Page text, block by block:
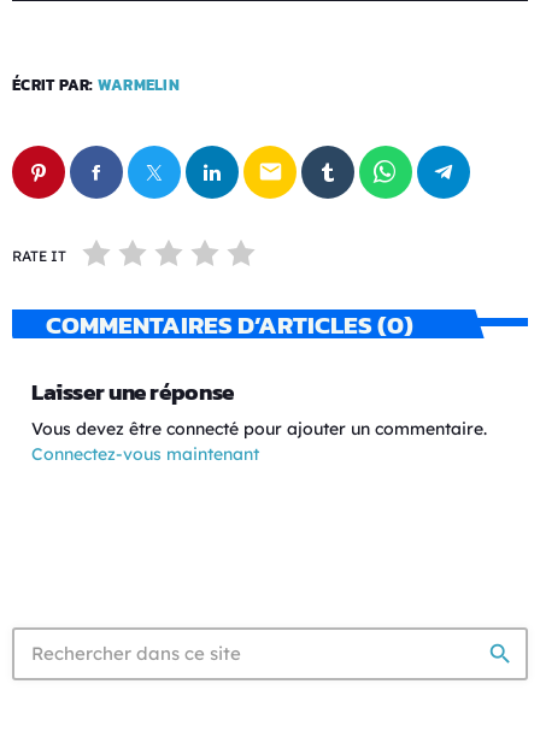
ÉCRIT PAR: WARMELIN
email
RATE IT
COMMENTAIRES D’ARTICLES (0)
Laisser une réponse
Vous devez être connecté pour ajouter un commentaire.
Connectez-vous maintenant
search